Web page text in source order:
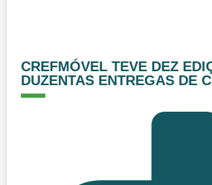
CREFMÓVEL TEVE DEZ
DUZENTAS ENTREGAS DE